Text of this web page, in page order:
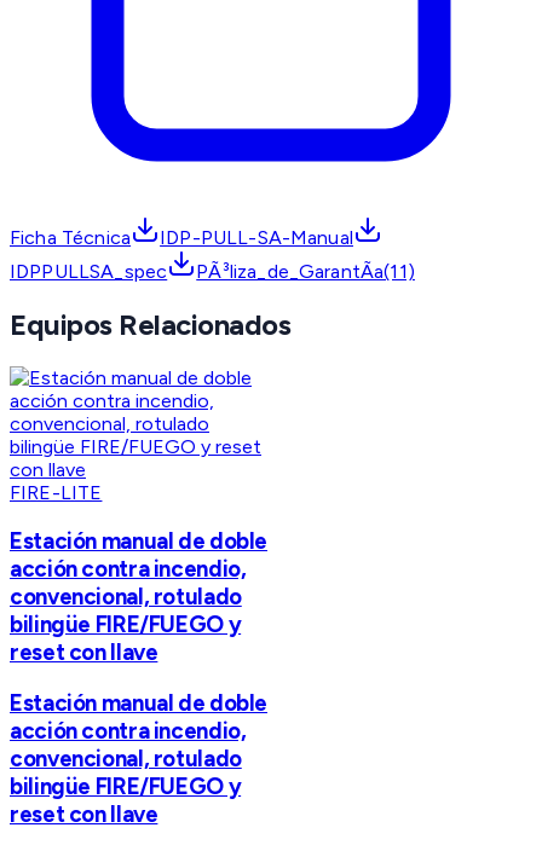
Ficha Técnica
IDP-PULL-SA-Manual
IDPPULLSA_spec
PÃ³liza_de_GarantÃ­a(11)
Equipos Relacionados
FIRE-LITE
Estación manual de doble
acción contra incendio,
convencional, rotulado
bilingüe FIRE/FUEGO y
reset con llave
Estación manual de doble
acción contra incendio,
convencional, rotulado
bilingüe FIRE/FUEGO y
reset con llave